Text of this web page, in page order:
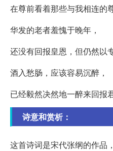
在尊前看着那些与我相连的
华发的老者羞愧于晚年，
还没有回报皇恩，但仍然以
酒入愁肠，应该容易沉醉，
已经毅然决然地一醉来回报君
诗意和赏析：
这首诗词是宋代张纲的作品